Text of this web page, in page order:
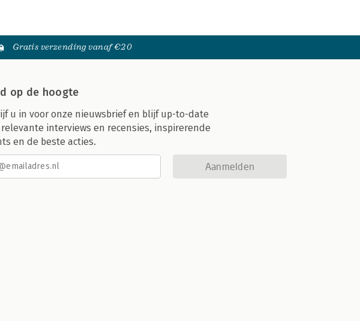
Gratis verzending vanaf €20
op de hoogte
u in voor onze nieuwsbrief en blijf up-to-date
interviews en recensies, inspirerende
en de beste acties.
Aanmelden